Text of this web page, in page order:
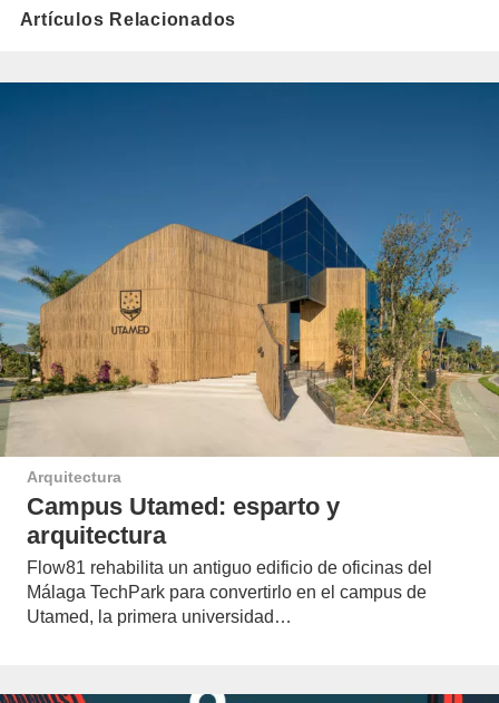
Artículos Relacionados
Arquitectura
Campus Utamed: esparto y
arquitectura
Flow81 rehabilita un antiguo edificio de oficinas del
Málaga TechPark para convertirlo en el campus de
Utamed, la primera universidad…